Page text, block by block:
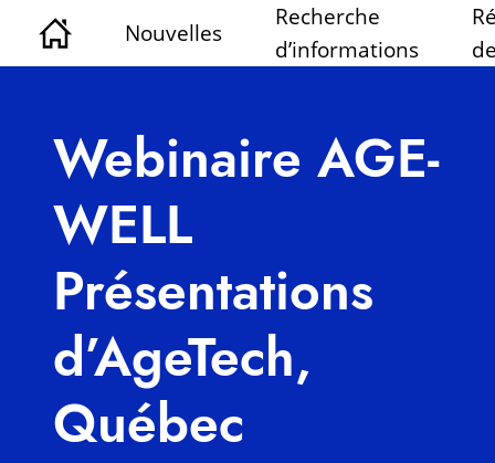
Nouvelles
Recherche
d’informations
Webinaire AGE-
WELL
Présentations
d’AgeTech,
Québec